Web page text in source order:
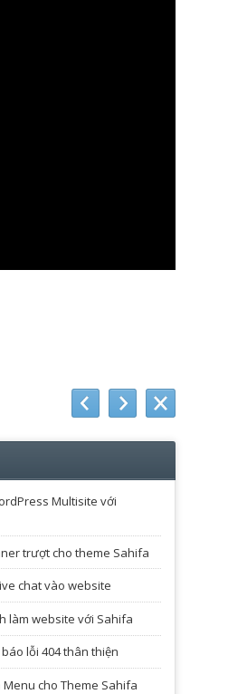
Multisite với
trượt cho theme Sahifa
chat vào website
làm website với Sahifa
lỗi 404 thân thiện
Menu cho Theme Sahifa